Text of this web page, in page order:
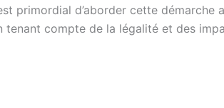
primordial d’aborder cette démarche
tenant compte de la légalité et des